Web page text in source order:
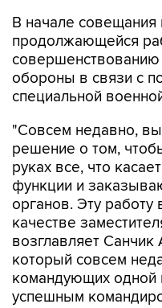
В начале совещания
продолжающейся
совершенствованию
обороны в связи с
специальной
"Совсем недавно,
решение о том,
руках все, что
функции и
органов. Эту
качестве
возглавляет
который совсем
командующих одной
успешным